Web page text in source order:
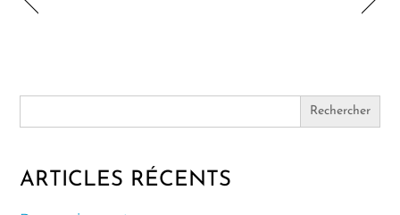
Search
ARTICLES RÉCENTS